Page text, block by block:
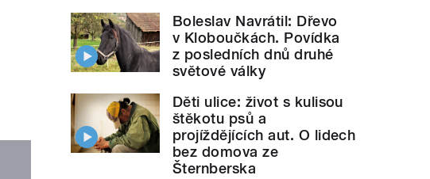
Boleslav Navrátil: Dřevo
v Kloboučkách. Povídka
z posledních dnů druhé
světové války
Děti ulice: život s kulisou
štěkotu psů a
projíždějících aut. O lidech
bez domova ze
Šternberska